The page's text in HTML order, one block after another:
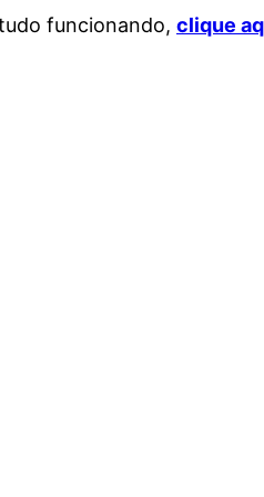
funcionando, clique